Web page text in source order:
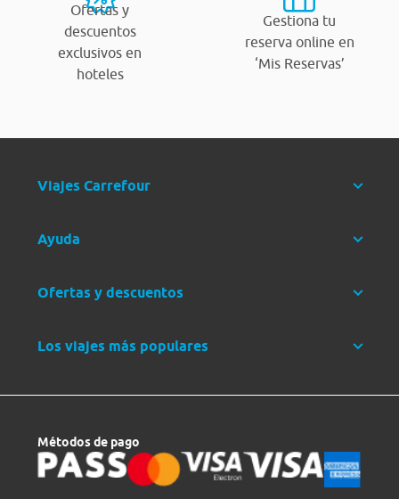
Ofertas y
descuentos
exclusivos en
hoteles
Gestiona tu
reserva online en
‘Mis Reservas’
Viajes Carrefour
Ayuda
Ofertas y descuentos
Los viajes más populares
Métodos de pago